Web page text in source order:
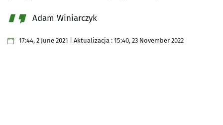
Adam Winiarczyk
17:44, 2 June 2021 | Aktualizacja : 15:40, 23 November 2022